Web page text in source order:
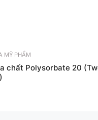
MỸ PHẨM
chất Polysorbate 20